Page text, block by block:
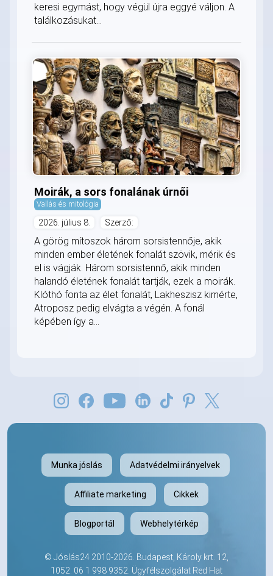
keresi egymást, hogy végül újra eggyé váljon. A
találkozásukat...
Moirák, a sors fonalának úrnői
Vallás és mitológia
2026. július 8. Szerző:
A görög mítoszok három sorsistennője, akik
minden ember életének fonalát szövik, mérik és
el is vágják. Három sorsistennő, akik minden
halandó életének fonalát tartják, ezek a moirák.
Klóthó fonta az élet fonalát, Lakheszisz kimérte,
Atroposz pedig elvágta a végén. A fonál
képében így a...
Munka jóslás Adatvédelmi irányelvek
Affiliate marketing Cikkek
Blogportál Webhelytérkép
© Jóslás24 2010-2026. Budapest, Károly krt. 12,
1052. 06 1 998 9352 . Ügyfélszolgálat Red Hat